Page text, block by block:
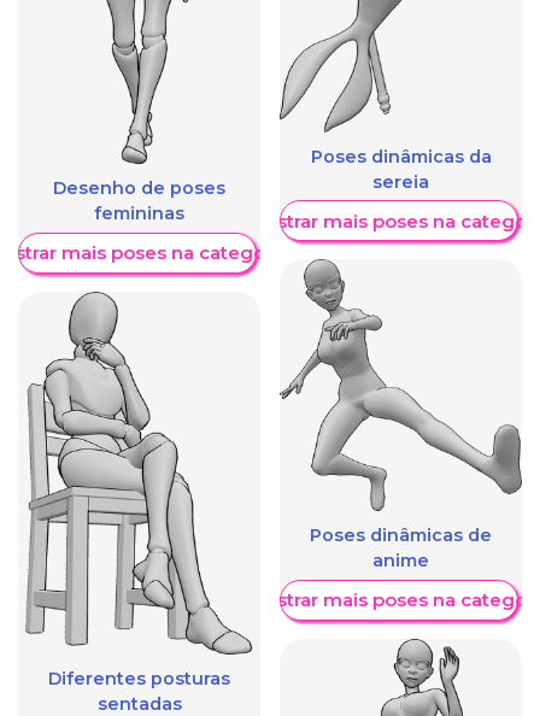
Desenho de poses
femininas
mais poses na categoria
Diferentes posturas
sentadas
Poses dinâmicas da
sereia
Mostrar mais poses na
Poses dinâmicas de
anime
Mostrar mais poses na